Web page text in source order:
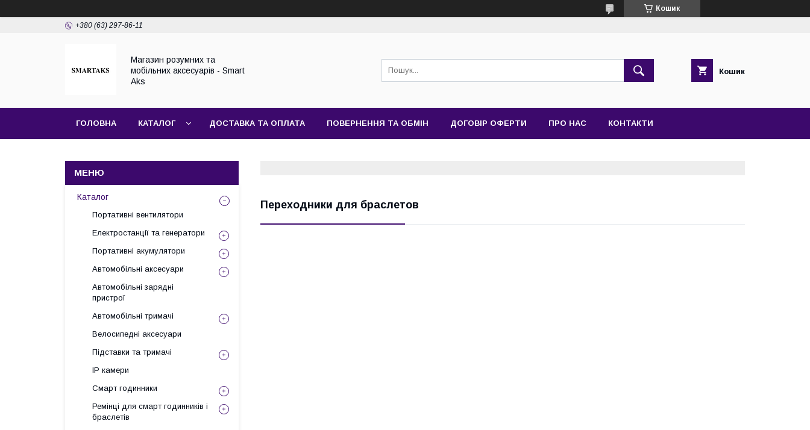
Кошик
+380 (63) 297-86-11
Магазин розумних та
мобільних аксесуарів - Smart
Aks
Кошик
ГОЛОВНА КАТАЛОГ ДОСТАВКА ТА ОПЛАТА ПОВЕРНЕННЯ ТА ОБМІН ДОГОВІР ОФЕРТИ ПРО НАС КОНТАКТИ
Переходники для браслетов
Каталог
Портативні вентилятори
Електростанції та генератори
Портативні акумулятори
Автомобільні аксесуари
Автомобільні зарядні
пристрої
Автомобільні тримачі
Велосипедні аксесуари
Підставки та тримачі
IP камери
Смарт годинники
Ремінці для смарт годинників і
браслетів